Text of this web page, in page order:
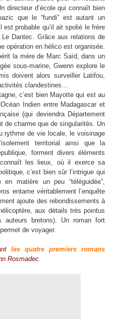
directeur d’école qui connaît bien
que le“fundi” est autant un
est probable qu’il ait spolié le frère
Dantec. Grâce aux relations de
opération en hélico est organisée.
la mère de Marc Saïd, dans un
sous-marine, Gwenn explore le
doivent alors surveiller Latifou,
clandestines…
c’est bien Mayotte qui est au
Indien entre Madagascar et
(qui deviendra Département
de charme que de singularités. Un
rythme de vie locale, le voisinage
territorial ainsi que la
forment divers éléments
connaît les lieux, où il exerce sa
c’est bien sûr l’intrigue qui
en matière un peu “téléguidée”,
entame véritablement l’enquête
ajoute des rebondissements à
aux détails très pointus
bretons). Un roman fort
de voyager.
les quatre premiers romans
Rosmadec.